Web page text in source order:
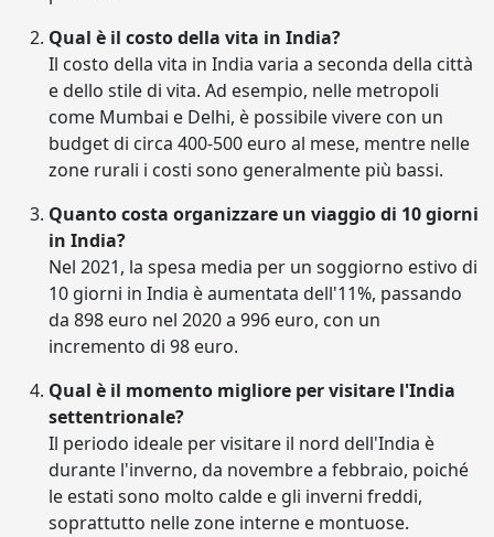
Qual è il costo della vita in India?
Il costo della vita in India varia a seconda della città
e dello stile di vita. Ad esempio, nelle metropoli
come Mumbai e Delhi, è possibile vivere con un
budget di circa 400-500 euro al mese, mentre nelle
zone rurali i costi sono generalmente più bassi.
Quanto costa organizzare un viaggio di 10 giorni
in India?
Nel 2021, la spesa media per un soggiorno estivo di
10 giorni in India è aumentata dell'11%, passando
da 898 euro nel 2020 a 996 euro, con un
incremento di 98 euro.
Qual è il momento migliore per visitare l'India
settentrionale?
Il periodo ideale per visitare il nord dell'India è
durante l'inverno, da novembre a febbraio, poiché
le estati sono molto calde e gli inverni freddi,
soprattutto nelle zone interne e montuose.